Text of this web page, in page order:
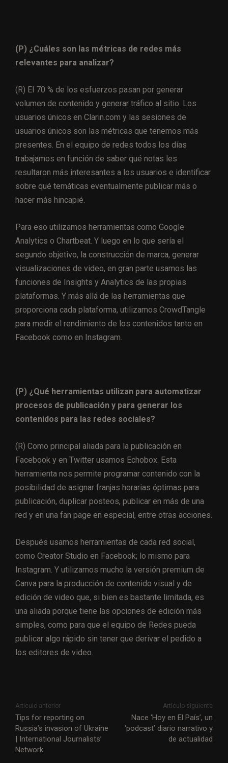
(P) ¿Cuáles son las métricas de redes más
relevantes para analizar?
(R) El 70 % de los esfuerzos pasan por generar
volumen de contenido y generar tráfico al sitio. Los
usuarios únicos en Clarin.com y las sesiones de
usuarios únicos son las métricas que tenemos más
presentes. En el equipo de redes todos los días
trabajamos en función de saber qué notas les
resultaron más interesantes a los usuarios e identificar
sobre qué temáticas eventualmente publicar más o
hacer más hincapié.
Para eso utilizamos herramientas como Google
Analytics o Chartbeat. Y luego en lo que sería el
segundo objetivo, la construcción de marca, generar
visualizaciones de video, en gran parte usamos las
funciones de Insights y Analytics de las propias
plataformas. Y más allá de las herramientas que
proporciona cada plataforma, utilizamos CrowdTangle
para medir el rendimiento de los contenidos tanto en
Facebook como en Instagram.
(P) ¿Qué herramientas utilizan para automatizar
procesos de publicación y para generar los
contenidos para las redes sociales?
(R) Como principal aliada para la publicación en
Facebook y en Twitter usamos Echobox. Esta
herramienta nos permite programar contenido con la
posibilidad de asignar franjas horarias óptimas para
publicación, duplicar posteos, publicar en más de una
red y en una fan page en especial, entre otras acciones.
Después usamos herramientas de cada red social,
como Creator Studio en Facebook; lo mismo para
Instagram. Y utilizamos mucho la versión premium de
Canva para la producción de contenido visual y de
edición de video que, si bien es bastante limitada, es
una aliada porque tiene las opciones de edición más
simples, como para que el equipo de Redes pueda
publicar algo rápido sin tener que derivar el pedido a
los editores de video.
Artículo anterior
Tips for reporting on
Russia’s invasion of Ukraine
| International Journalists’
Network
Artículo siguiente
Nace ‘Hoy en El País’, un
‘podcast’ diario narrativo y
de actualidad